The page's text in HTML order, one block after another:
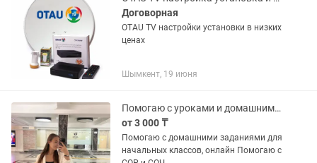
Договорная
OTAU TV настройки установки в низких
ценах
Шымкент, 19 июня
Помогаю с уроками и домашними заданиями начальных классов
от 3 000 ₸
Помогаю с домашними заданиями для
начальных классов, онлайн Помогаю с